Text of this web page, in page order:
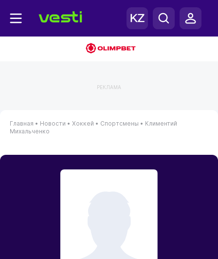
РЕКЛАМА
Главная • Новости • Хоккей • Спортсмены • Климентий
Михальченко